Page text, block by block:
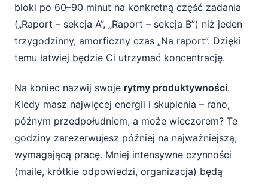
bloki po 60–90 minut na konkretną część zadania
(„Raport – sekcja A”, „Raport – sekcja B”) niż jeden
trzygodzinny, amorficzny czas „Na raport”. Dzięki
temu łatwiej będzie Ci utrzymać koncentrację.
Na koniec nazwij swoje rytmy produktywności.
Kiedy masz najwięcej energii i skupienia – rano,
późnym przedpołudniem, a może wieczorem? Te
godziny zarezerwujesz później na najważniejszą,
wymagającą pracę. Mniej intensywne czynności
(maile, krótkie odpowiedzi, organizacja) będą